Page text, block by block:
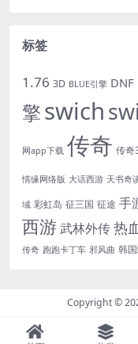
标签
1.76 3D BLUE引擎 DNF
擎swich
网app下载 传奇 传奇
情缘网络版 大话西游 天书奇
域 彩虹岛 征三国 征途 手
西游 武林外传热
传奇 跑跑卡丁车 邪风曲 韩
Copyright ©